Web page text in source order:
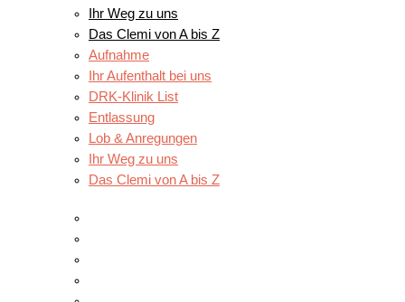
Ihr Weg zu uns
Das Clemi von A bis Z
Aufnahme
Ihr Aufenthalt bei uns
DRK-Klinik List
Entlassung
Lob & Anregungen
Ihr Weg zu uns
Das Clemi von A bis Z